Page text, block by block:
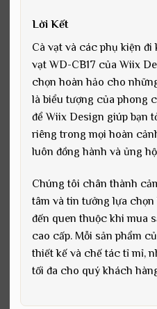
Lời Kết
Cà vạt và các phụ kiện
vạt WD-CB17 của Wiix
chọn hoàn hảo cho
là biểu tượng của phong
để Wiix Design giúp bạn
riêng trong mọi hoàn
luôn đồng hành và ủng
Chúng tôi chân thành
tâm và tin tưởng lựa
đến quen thuộc khi mua
cao cấp. Mỗi sản phẩm
thiết kế và chế tác tỉ mỉ,
tối đa cho quý khách